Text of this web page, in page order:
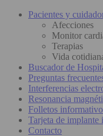
Pacientes y
Afecciones
Monitor
Terapias
Vida
Buscador de
Preguntas
Interferencias
Resonancia
Folletos
Tarjeta de implante
Contacto